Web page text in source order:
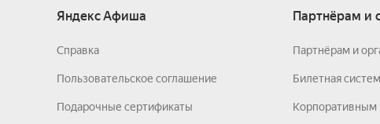
Яндекс Афиша
Справка
Пользовательское соглашение
Подарочные сертификаты
Партнёрам и
Партнёрам и
Билетная
Корпоративным